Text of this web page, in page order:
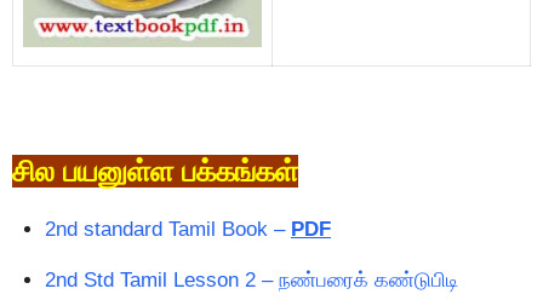
சில பயனுள்ள பக்கங்கள்
2nd standard Tamil Book – PDF
2nd Std Tamil Lesson 2 – நண்பரைக் கண்டுபிடி